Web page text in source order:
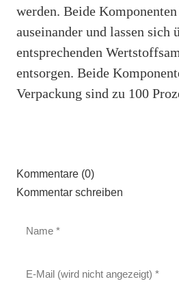
werden. Beide Komponenten
auseinander und lassen sich
entsprechenden
entsorgen. Beide
Verpackung sind zu 100
Kommentare (0)
Kommentar schreiben